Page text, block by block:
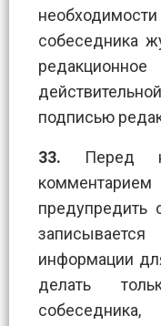
собеседника
подписью
33. Перед
предупредить
информации
делать